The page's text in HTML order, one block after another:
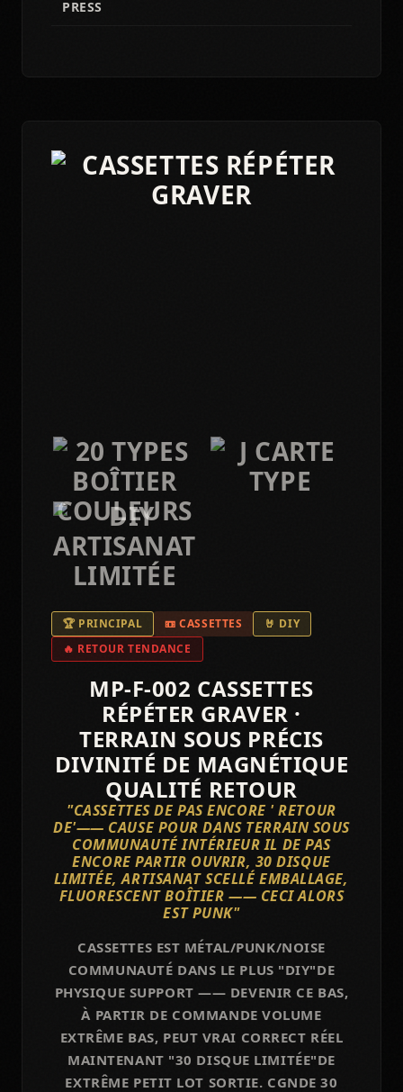
PRESS
🏆 PRINCIPAL 📼 CASSETTES
🤘 DIY
🔥 RETOUR TENDANCE
MP-F-002 CASSETTES
RÉPÉTER GRAVER ·
TERRAIN SOUS PRÉCIS
DIVINITÉ DE MAGNÉTIQUE
QUALITÉ RETOUR
"CASSETTES DE PAS ENCORE ' RETOUR
DE'—— CAUSE POUR DANS TERRAIN SOUS
COMMUNAUTÉ INTÉRIEUR IL DE PAS
ENCORE PARTIR OUVRIR, 30 DISQUE
LIMITÉE, ARTISANAT SCELLÉ EMBALLAGE,
FLUORESCENT BOÎTIER —— CECI ALORS
EST PUNK"
CASSETTES EST MÉTAL/PUNK/NOISE
COMMUNAUTÉ DANS LE PLUS "DIY"DE
PHYSIQUE SUPPORT —— DEVENIR CE BAS,
À PARTIR DE COMMANDE VOLUME
EXTRÊME BAS, PEUT VRAI CORRECT RÉEL
MAINTENANT "30 DISQUE LIMITÉE"DE
EXTRÊME PETIT LOT SORTIE. CGNDE 30